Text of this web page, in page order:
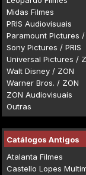
Midas Filmes
PRIS Audiovisuais
Paramount Pictures /
Sony Pictures / PRIS
Universal Pictures /
Walt Disney / ZON
Warner Bros. / ZON
ZON Audiovisuais
Outras
Catálogos Antigos
Atalanta Filmes
Castello Lopes